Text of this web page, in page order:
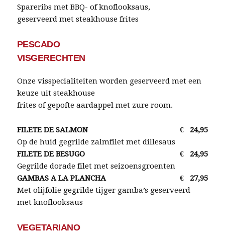
Spareribs met BBQ- of knoflooksaus,
geserveerd met steakhouse frites
PESCADO
VISGERECHTEN
Onze visspecialiteiten worden geserveerd met een
keuze uit steakhouse
frites of gepofte aardappel met zure room.
FILETE DE SALMON €
24,95
Op de huid gegrilde zalmfilet met dillesaus
FILETE DE BESUGO
€
24,95
Gegrilde dorade filet met seizoensgroenten
GAMBAS A LA PLANCHA
€
27,95
Met olijfolie gegrilde tijger gamba’s geserveerd
met knoflooksaus
VEGETARIANO